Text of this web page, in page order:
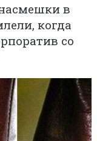
в
когда
со